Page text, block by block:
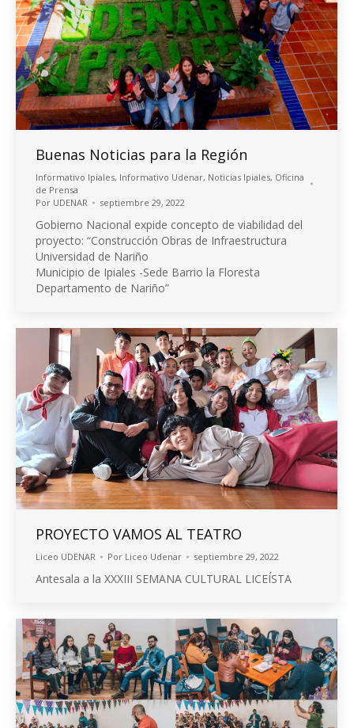
Buenas Noticias para la Región
Informativo Ipiales, Informativo Udenar, Noticias Ipiales, Oficina
de Prensa
Por UDENAR septiembre 29, 2022
Gobierno Nacional expide concepto de viabilidad del
proyecto: “Construcción Obras de Infraestructura
Universidad de Nariño
Municipio de Ipiales -Sede Barrio la Floresta
Departamento de Nariño”
PROYECTO VAMOS AL TEATRO
Liceo UDENAR Por Liceo Udenar septiembre 29, 2022
Antesala a la XXXIII SEMANA CULTURAL LICEÍSTA